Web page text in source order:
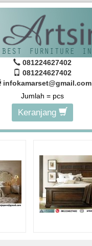
081224627402
081224627402
infokamarset@gmail.com
Jumlah = pcs
Keranjang